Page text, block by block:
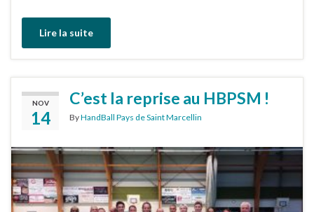
Lire la suite
NOV
14
C’est la reprise au HBPSM !
ByHandBall Pays de Saint Marcellin